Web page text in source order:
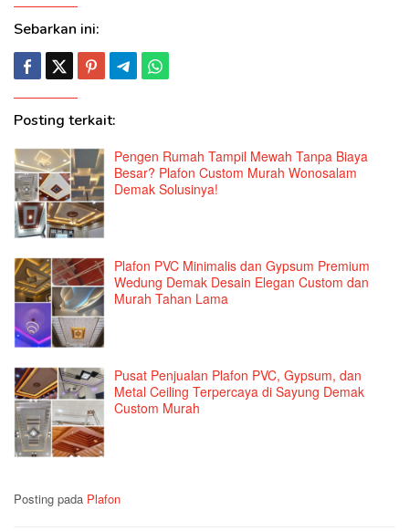
Sebarkan ini:
Posting terkait:
Pengen Rumah Tampil Mewah Tanpa Biaya
Besar? Plafon Custom Murah Wonosalam
Demak Solusinya!
Plafon PVC Minimalis dan Gypsum Premium
Wedung Demak Desain Elegan Custom dan
Murah Tahan Lama
Pusat Penjualan Plafon PVC, Gypsum, dan
Metal Ceiling Terpercaya di Sayung Demak
Custom Murah
Posting pada Plafon